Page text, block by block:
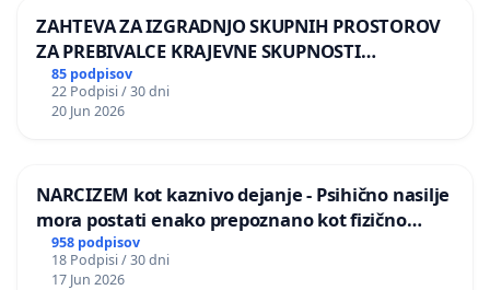
ZAHTEVA ZA IZGRADNJO SKUPNIH PROSTOROV
ZA PREBIVALCE KRAJEVNE SKUPNOSTI
PRESTRANEK
85 podpisov
22 Podpisi / 30 dni
20 Jun 2026
NARCIZEM kot kaznivo dejanje - Psihično nasilje
mora postati enako prepoznano kot fizično
nasilje
958 podpisov
18 Podpisi / 30 dni
17 Jun 2026